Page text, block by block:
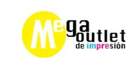
contenido